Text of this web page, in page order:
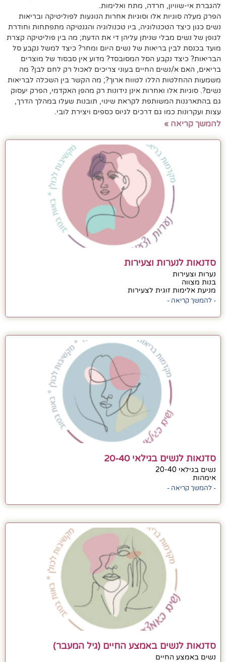
להגברת אי-שוויון, חרדה, מתח ואלימות.
הפרק מעלה סוגיות אלו וסוגיות אחרות הנוגעות לפוליטיקה ובריאות
נשים כגון כיצד הטכנולוגיה, ביו טכנולוגיה והגנטיקה מתפתחות וחודרת
לגופן של נשים מבלי שניתן עליהן די את הדעת; מה בין פוליטיקה קצרת
מועד בכנסת לבין בריאות של נשים היום ומחר? כיצד למשל נקבע סל
הבריאות? כיצד נקבע הסל המסובסד? מדוע אין סבסוד של מוצרים
בריאים, האם א/נשים החיים בעוני צריכים לאכול רק לחם לבן? מה
משמעות ההחלטות הללו לטווח ארוך?; מה הקשר בין השכלה לבריאות
נשים?. סוגיות אלו ואחרות אינן נידונות רק מהפן האקדמי, הפרק יעסוק
גם בהתארגנות המשותפת לקראת שינוי, תובנות שעלו במהלך הדרך,
עצות ועקרונות כמו גם דרכים לגיוס כספים ויצירת לובי.
להמשך קריאה »
סדנאות לנערות וצעירות
נערות וצעירות
בנות מצווה
מניעת אלימות זוגית לצעירות
- להמשך קריאה -
סדנאות לנשים בגילאי 20-40
נשים בגילאי 20-40
אימהות
- להמשך קריאה -
סדנאות לנשים באמצע החיים (גיל המעבר)
נשים באמצע החיים